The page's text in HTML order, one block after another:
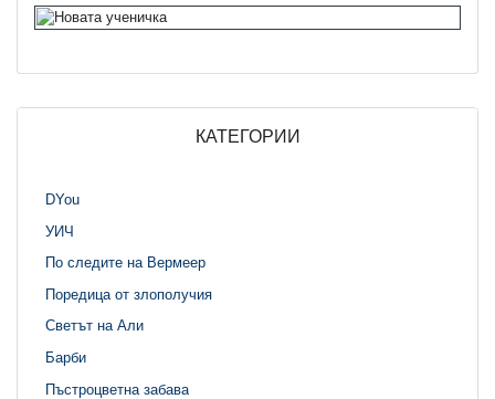
КАТЕГОРИИ
DYou
УИЧ
По следите на Вермеер
Поредица от злополучия
Светът на Али
Барби
Пъстроцветна забава